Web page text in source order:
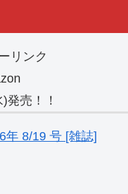
リンク
発売！！
年 8/19 号 [雑誌]